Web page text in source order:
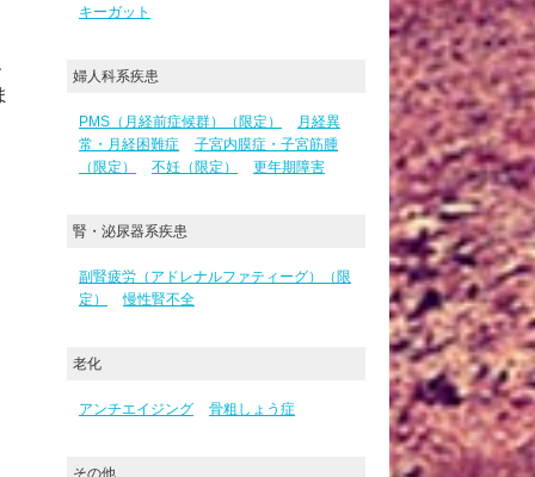
キーガット
婦人科系疾患
PMS（月経前症候群）（限定）
月経異
常・月経困難症
子宮内膜症・子宮筋腫
（限定）
不妊（限定） 更年期障害
腎・泌尿器系疾患
副腎疲労（アドレナルファティーグ）（限
定）
慢性腎不全
老化
アンチエイジング 骨粗しょう症